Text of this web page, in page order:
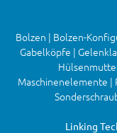
Bolzen | Bolzen-
Gabelköpfe |
Maschinenelemente |
Linking